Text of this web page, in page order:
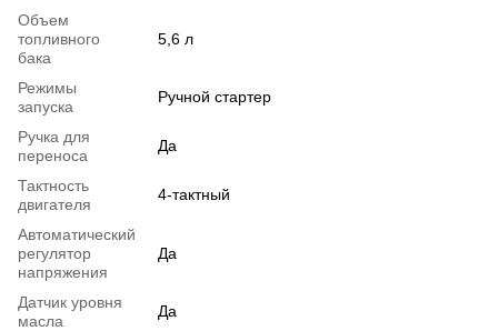
Объем
топливного
бака
5,6 л
Режимы
запуска
Ручной стартер
Ручка для
переноса
Да
Тактность
двигателя
4-тактный
Автоматический
регулятор
напряжения
Да
Датчик уровня
масла
Да